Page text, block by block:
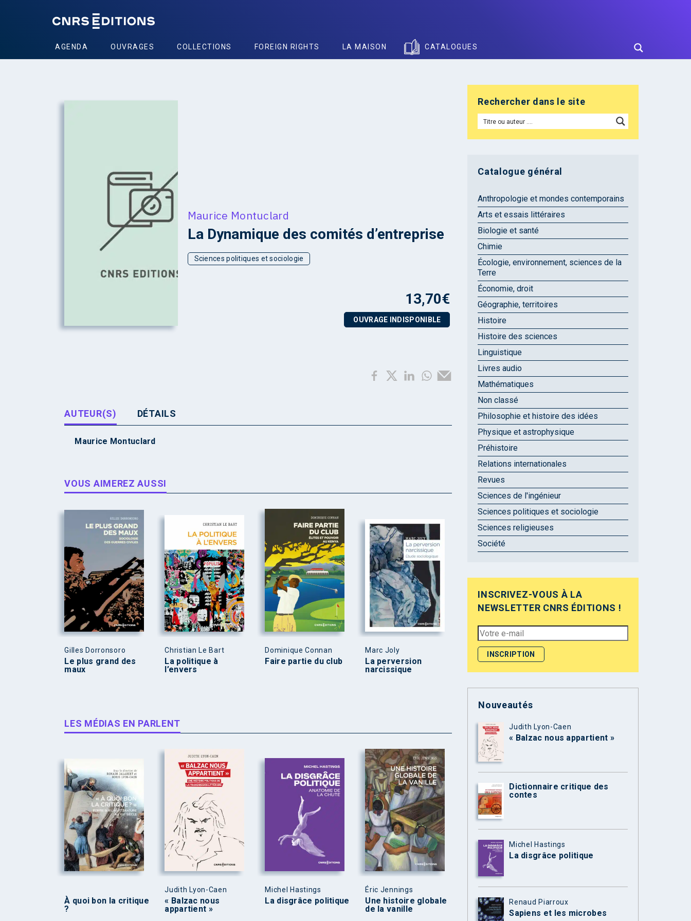
AGENDA OUVRAGES COLLECTIONS FOREIGN RIGHTS LA MAISON CATALOGUES
Maurice Montuclard
La Dynamique des comités d’entreprise
Sciences politiques et sociologie
13,70€
OUVRAGE INDISPONIBLE
AUTEUR(S) DÉTAILS
Maurice Montuclard
VOUS AIMEREZ AUSSI
Gilles Dorronsoro
Le plus grand des
maux
Christian Le Bart
La politique à
l’envers
Dominique Connan
Faire partie du club
Marc Joly
La perversion
narcissique
LES MÉDIAS EN PARLENT
À quoi bon la critique
?
Judith Lyon-Caen
« Balzac nous
appartient »
Michel Hastings
La disgrâce politique
Éric Jennings
Une histoire globale
de la vanille
Rechercher dans le site
Catalogue général
Anthropologie et mondes contemporains
Arts et essais littéraires
Biologie et santé
Chimie
Écologie, environnement, sciences de la
Terre
Économie, droit
Géographie, territoires
Histoire
Histoire des sciences
Linguistique
Livres audio
Mathématiques
Non classé
Philosophie et histoire des idées
Physique et astrophysique
Préhistoire
Relations internationales
Revues
Sciences de l'ingénieur
Sciences politiques et sociologie
Sciences religieuses
Société
INSCRIVEZ-VOUS À LA
NEWSLETTER CNRS ÉDITIONS !
Nouveautés
Judith Lyon-Caen
« Balzac nous appartient »
Dictionnaire critique des
contes
Michel Hastings
La disgrâce politique
Renaud Piarroux
Sapiens et les microbes